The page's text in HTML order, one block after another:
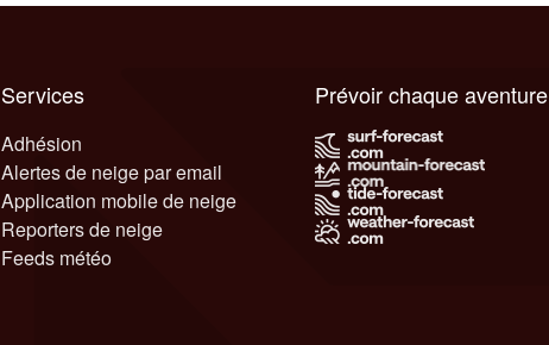
Services
Adhésion
Alertes de neige par email
Application mobile de neige
Reporters de neige
Feeds météo
Prévoir chaque aventure